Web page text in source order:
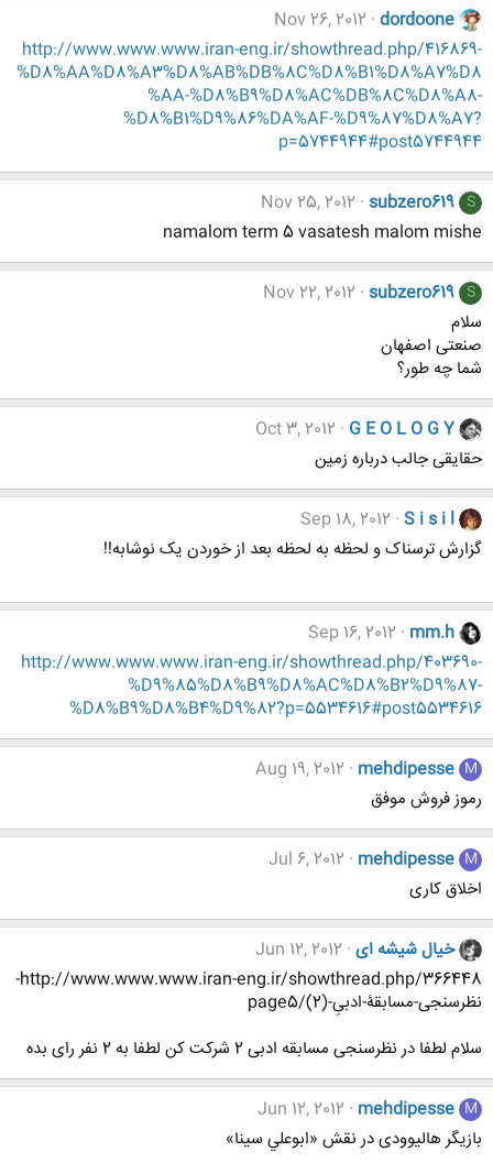
dordoone
Nov 26, 2012
http://www.www.www.iran-eng.ir/showthread.php/416869-
%D8%AA%D8%A3%D8%AB%DB%8C%D8%B1%D8%A7%D8
%AA-%D8%B9%D8%AC%DB%8C%D8%A8-
%D8%B1%D9%86%DA%AF-%D9%87%D8%A7?
p=5744944#post5744944
S
subzero619
Nov 25, 2012
namalom term 5 vasatesh malom mishe
S
subzero619
Nov 22, 2012
سلام
صنعتی اصفهان
شما چه طور؟
G E O L O G Y
Oct 3, 2012
حقایقی جالب درباره زمین
S i s i l
Sep 18, 2012
گزارش ترسناک و لحظه به لحظه بعد از خوردن یک نوشابه!!
mm.h
Sep 16, 2012
http://www.www.www.iran-eng.ir/showthread.php/403690-
%D9%85%D8%B9%D8%AC%D8%B2%D9%87-
%D8%B9%D8%B4%D9%82?p=5534616#post5534616
M
mehdipesse
Aug 19, 2012
رموز فروش موفق
M
mehdipesse
Jul 6, 2012
اخلاق کاری
خیال شیشه ای Jun 12, 2012
http://www.www.www.iran-eng.ir/showthread.php/366448-
نظرسنجی-مسابقۀ-ادبیِ-(2)/page5
سلام لطفا در نظرسنجی مسابقه ادبی 2 شرکت کن لطفا به 2 نفر رای بده
M
mehdipesse
Jun 12, 2012
بازیگر هالیوودی در نقش «ابوعلي سينا»